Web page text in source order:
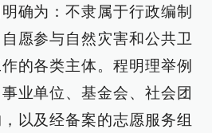
确为：不隶属于行政编制
愿参与自然灾害和公共卫
的各类主体。程明理举例
业单位、基金会、社会团
以及经备案的志愿服务组